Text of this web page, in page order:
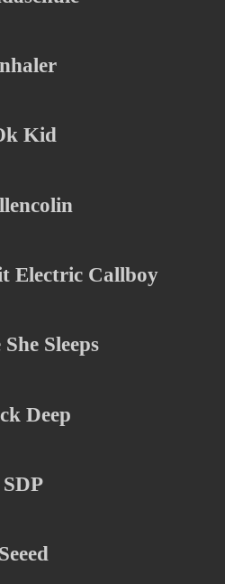
Kid
Electric Callboy
Sleeps
Deep
SDP
Seeed